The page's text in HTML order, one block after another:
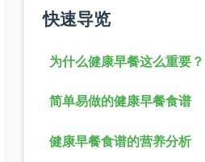
快速导览
为什么健康早餐这么重要？
简单易做的健康早餐食谱
健康早餐食谱的营养分析